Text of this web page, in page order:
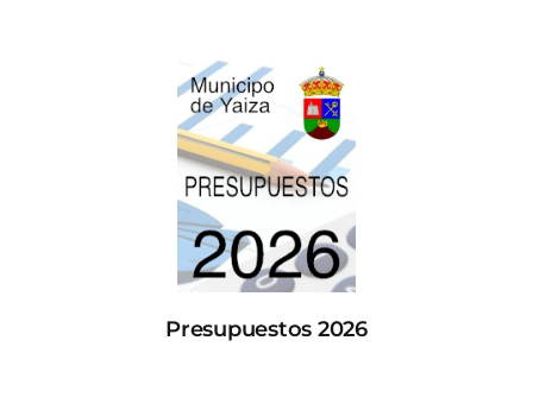
Presupuestos 2026